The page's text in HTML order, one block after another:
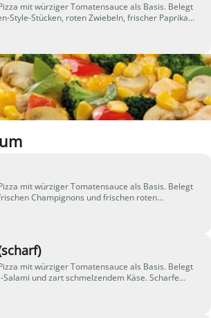
mit würziger Tomatensauce als Basis. Belegt
Style-Stücken, roten Zwiebeln, frischer Paprika
sorgt für eine cremige Konsistenz,
der Pizza eine rauchig-würzige Note verleiht
mit würziger Tomatensauce als Basis. Belegt
Champignons und frischen roten
Käse rundet die herzhafte und
perfekt ab.
mit würziger Tomatensauce als Basis. Belegt
und zart schmelzendem Käse. Scharfe
feurige Note, während cremige Sauce
besonders würzige und aromatische